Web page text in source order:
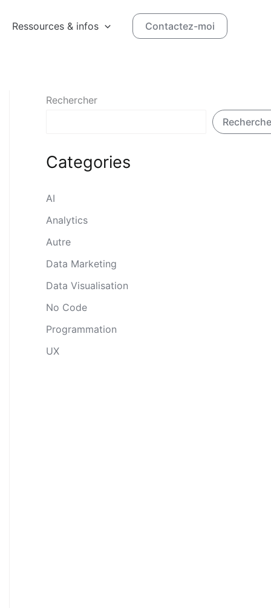
Ressources & infos Contactez-moi
Rechercher
Categories
AI
Analytics
Autre
Data Marketing
Data Visualisation
No Code
Programmation
UX